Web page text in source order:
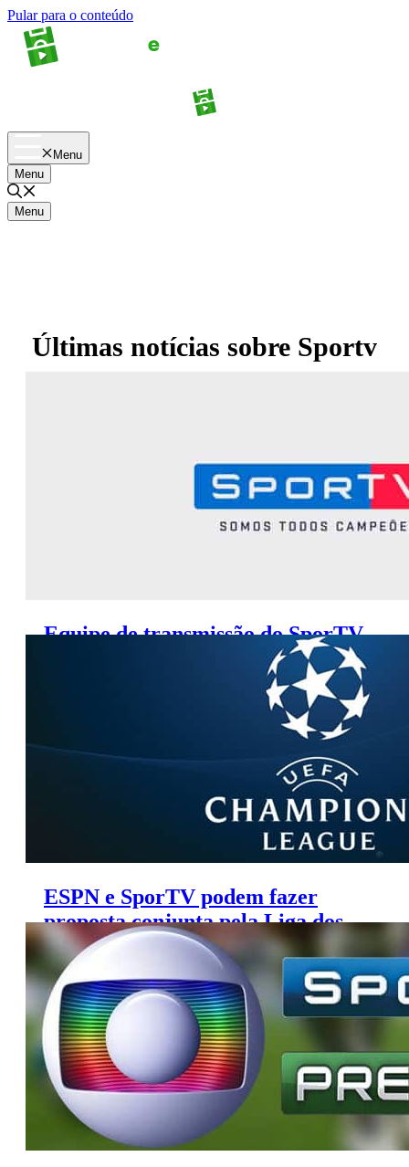
Pular para o conteúdo
Menu
Menu
Menu
Últimas notícias sobre Sportv
Equipe de transmissão do SporTV
viaja dia 8 de junho para Rússia
ESPN e SporTV podem fazer
proposta conjunta pela Liga dos
Campeões